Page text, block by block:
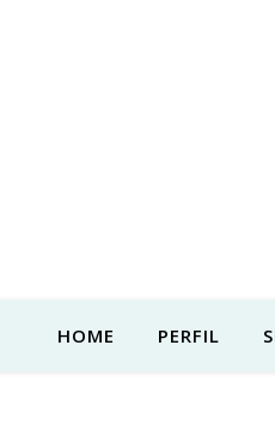
HOME PERFIL